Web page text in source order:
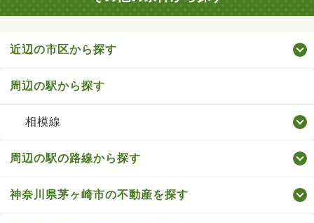
近辺の市区から探す
周辺の駅から探す
相模線
周辺の駅の路線から探す
神奈川県茅ヶ崎市の不動産を探す